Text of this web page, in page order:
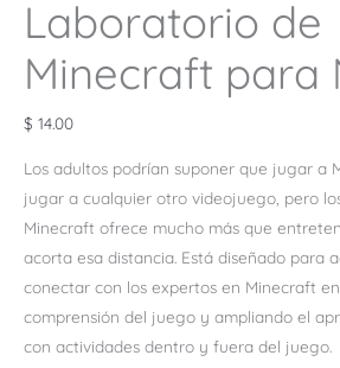
Laboratorio de
Minecraft para
$ 14.00
Los adultos podrían suponer que jugar a
jugar a cualquier otro videojuego, pero
Minecraft ofrece mucho más que
acorta esa distancia. Está diseñado para
conectar con los expertos en Minecraft
comprensión del juego y ampliando el
con actividades dentro y fuera del juego.